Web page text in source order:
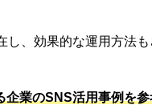
し、効果的な運用方法も
企業のSNS活用事例を